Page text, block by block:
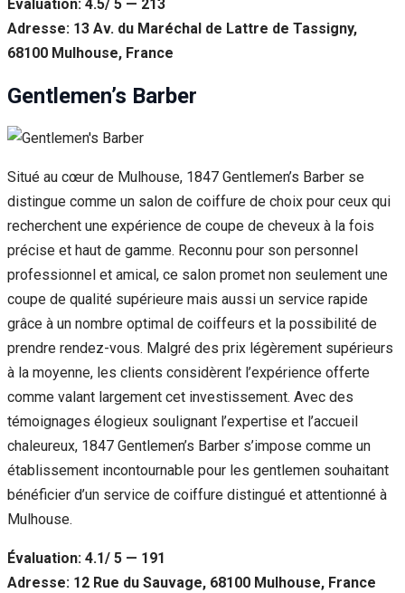
Évaluation: 4.5/ 5 — 213
Adresse: 13 Av. du Maréchal de Lattre de Tassigny,
68100 Mulhouse, France
Gentlemen’s Barber
Situé au cœur de Mulhouse, 1847 Gentlemen’s Barber se
distingue comme un salon de coiffure de choix pour ceux qui
recherchent une expérience de coupe de cheveux à la fois
précise et haut de gamme. Reconnu pour son personnel
professionnel et amical, ce salon promet non seulement une
coupe de qualité supérieure mais aussi un service rapide
grâce à un nombre optimal de coiffeurs et la possibilité de
prendre rendez-vous. Malgré des prix légèrement supérieurs
à la moyenne, les clients considèrent l’expérience offerte
comme valant largement cet investissement. Avec des
témoignages élogieux soulignant l’expertise et l’accueil
chaleureux, 1847 Gentlemen’s Barber s’impose comme un
établissement incontournable pour les gentlemen souhaitant
bénéficier d’un service de coiffure distingué et attentionné à
Mulhouse.
Évaluation: 4.1/ 5 — 191
Adresse: 12 Rue du Sauvage, 68100 Mulhouse, France